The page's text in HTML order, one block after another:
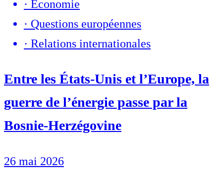
· Economie
· Questions européennes
· Relations internationales
Entre les États-Unis et l’Europe, la
guerre de l’énergie passe par la
Bosnie-Herzégovine
26 mai 2026